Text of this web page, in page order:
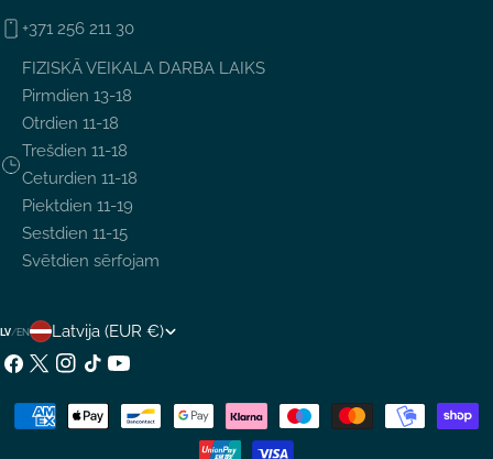
+371 256 211 30
FIZISKĀ VEIKALA DARBA LAIKS
Pirmdien 13-18
Otrdien 11-18
Trešdien 11-18
Ceturdien 11-18
Piektdien 11-19
Sestdien 11-15
Svētdien sērfojam
LV/ENV
A
L
S
Latvija (EUR €)
Facebook
X
Instagram
TikTokYouTube
Maksājumu